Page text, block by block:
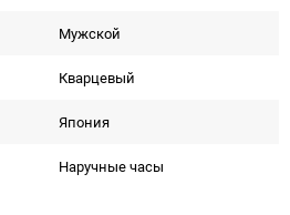
Мужской
Кварцевый
Япония
Наручные часы